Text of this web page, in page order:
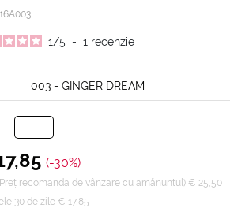
1/5 - 1 recenzie
003 - GINGER DREAM
(-30%)
recomanda de vânzare cu amănuntul) € 25,50
30 de zile € 17,85